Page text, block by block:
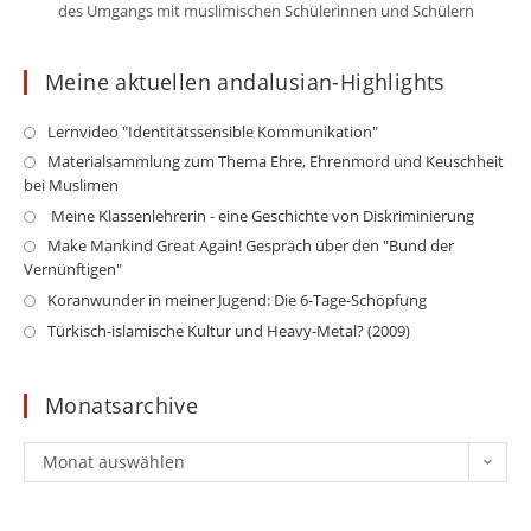
des Umgangs mit muslimischen Schülerinnen und Schülern
Meine aktuellen andalusian-Highlights
Lernvideo "Identitätssensible Kommunikation"Opens
in
new
Materialsammlung zum Thema Ehre, Ehrenmord und Keuschheit
bei Muslimen
Meine Klassenlehrerin - eine Geschichte von DiskriminierungOpens
Make Mankind Great Again! Gespräch über den "Bund der
Vernünftigen"
Koranwunder in meiner Jugend: Die 6-Tage-SchöpfungOpens
Türkisch-islamische Kultur und Heavy-Metal? (2009)Opens
Monatsarchive
Monatsarchive
Monat auswählen